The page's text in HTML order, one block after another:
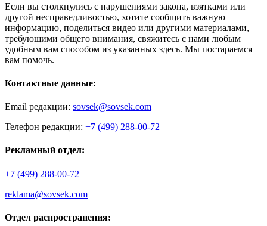
Если вы столкнулись с нарушениями закона, взятками или
другой несправедливостью, хотите сообщить важную
информацию, поделиться видео или другими материалами,
требующими общего внимания, свяжитесь с нами любым
удобным вам способом из указанных здесь. Мы постараемся
вам помочь.
Контактные данные:
Email редакции: sovsek@sovsek.com
Телефон редакции: +7 (499) 288-00-72
Рекламный отдел:
+7 (499) 288-00-72
reklama@sovsek.com
Отдел распространения: